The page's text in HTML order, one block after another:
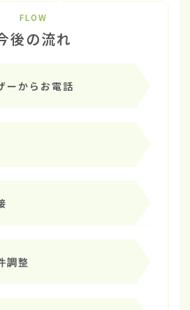
FLOW
後の流れ
ーからお電話
調整